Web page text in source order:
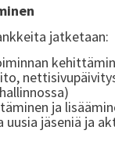
jatketaan:
ja
uusia jäseniä ja